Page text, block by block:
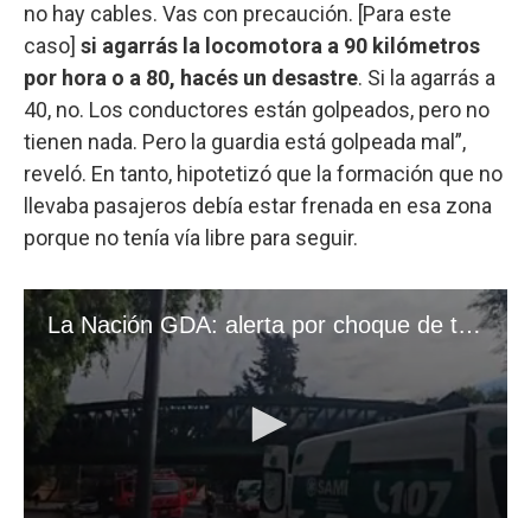
no hay cables. Vas con precaución. [Para este
caso] si agarrás la locomotora a 90 kilómetros
por hora o a 80, hacés un desastre. Si la agarrás a
40, no. Los conductores están golpeados, pero no
tienen nada. Pero la guardia está golpeada mal”,
reveló. En tanto, hipotetizó que la formación que no
llevaba pasajeros debía estar frenada en esa zona
porque no tenía vía libre para seguir.